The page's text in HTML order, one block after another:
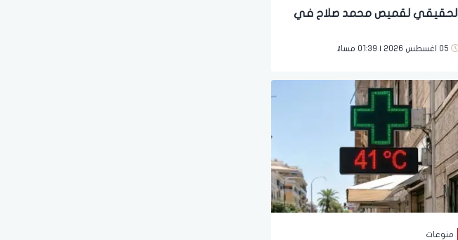
الحقيقي لقميص محمد صلاح في
05 اغسطس 2026 | 01:39 مساءً
منوعات